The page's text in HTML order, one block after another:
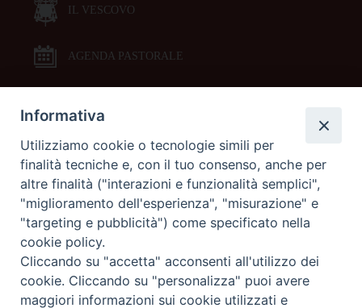
IL VESCOVO
AGENDA PASTORALE
DOCUMENTI PASTORALI
ORARI MESSE
LITURGIA DELLE ORE
GALLERIE FOTOGRAFICHE
Informativa
Utilizziamo cookie o tecnologie simili per
finalità tecniche e, con il tuo consenso, anche per
altre finalità ("interazioni e funzionalità semplici",
"miglioramento dell'esperienza", "misurazione" e
"targeting e pubblicità") come specificato nella
cookie policy.
Cliccando su "accetta" acconsenti all'utilizzo dei
cookie. Cliccando su "personalizza" puoi avere
maggiori informazioni sui cookie utilizzati e